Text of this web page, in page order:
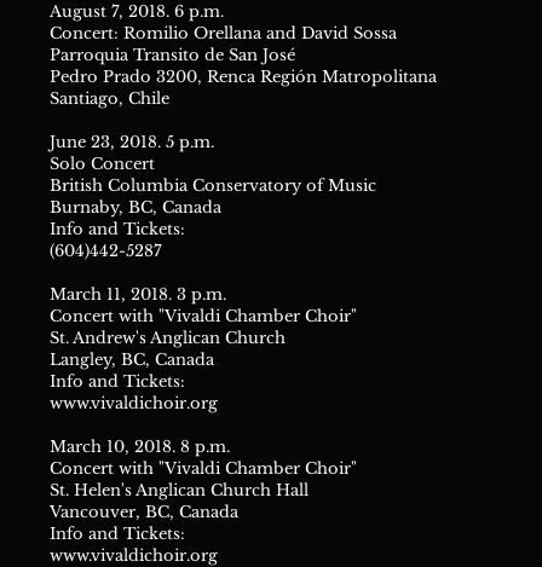
August 7, 2018. 6 p.m.
Concert: Romilio Orellana and David Sossa
Parroquia Transito de San José
Pedro Prado 3200, Renca Región Matropolitana
Santiago, Chile
June 23, 2018. 5 p.m.
Solo Concert
British Columbia Conservatory of Music
Burnaby, BC, Canada
Info and Tickets:
(604)442-5287
March 11, 2018. 3 p.m.
Concert with "Vivaldi Chamber Choir"
St. Andrew's Anglican Church
Langley, BC, Canada
Info and Tickets:
www.vivaldichoir.org
March 10, 2018. 8 p.m.
Concert with "Vivaldi Chamber Choir"
St. Helen's Anglican Church Hall
Vancouver, BC, Canada
Info and Tickets:
www.vivaldichoir.org